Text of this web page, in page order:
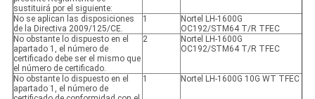
sustituirá por el siguiente:
No se aplican las disposiciones
de la Directiva 2009/125/CE.
1
Nortel LH-1600G
OC192/STM64 T/R TFEC
No obstante lo dispuesto en el
apartado 1, el número de
certificado debe ser el mismo que
el número de certificado.
2
Nortel LH-1600G
OC192/STM64 T/R TFEC
No obstante lo dispuesto en el
apartado 1, el número de
1 Nortel LH-1600G 10G WT TFEC